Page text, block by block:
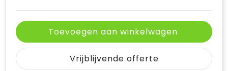
Toevoegen aan winkelwagen
Vrijblijvende offerte